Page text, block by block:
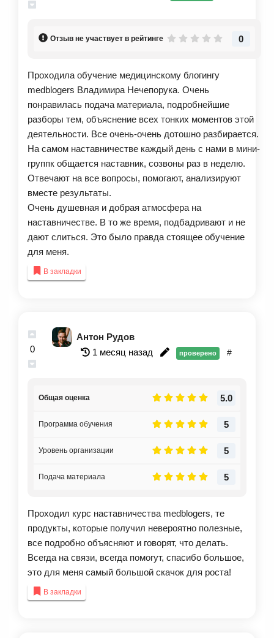
0
Отзыв не участвует в рейтинге
Проходила обучение медицинскому блогингу
medblogers Владимира Нечепорука. Очень
понравилась подача материала, подробнейшие
разборы тем, объяснение всех тонких моментов этой
деятельности. Все очень-очень дотошно разбирается.
На самом наставничестве каждый день с нами в мини-
группк общается наставник, созвоны раз в неделю.
Отвечают на все вопросы, помогают, анализируют
вместе результаты.
Очень душевная и добрая атмосфера на
наставничестве. В то же время, подбадривают и не
дают слиться. Это было правда стоящее обучение
для меня.
В закладки
0
Антон Рудов
1 месяц назад
проверено #
5.0
Общая оценка
5
Программа обучения
5
Уровень организации
5
Подача материала
Проходил курс наставничества medblogers, те
продукты, которые получил невероятно полезные,
все подробно объясняют и говорят, что делать.
Всегда на связи, всегда помогут, спасибо большое,
это для меня самый большой скачок для роста!
В закладки